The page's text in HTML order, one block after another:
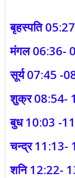
बृहस्पति
मंगल 06:36-
सूर्य 07:45 -
शुक्र 08:54-
बुध 10:03 -
चन्द्र 11:13-
शनि 12:22-